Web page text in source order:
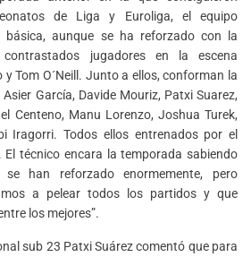
de Liga y Euroliga, el equipo
básica, aunque se ha reforzado con la
jugadores en la escena
Tom O´Neill. Junto a ellos, conforman la
García, Davide Mouriz, Patxi Suarez,
Centeno, Manu Lorenzo, Joshua Turek,
Iragorri. Todos ellos entrenados por el
El técnico encara la temporada sabiendo
han reforzado enormemente, pero
a pelear todos los partidos y que
los mejores”.
sub 23 Patxi Suárez comentó que para